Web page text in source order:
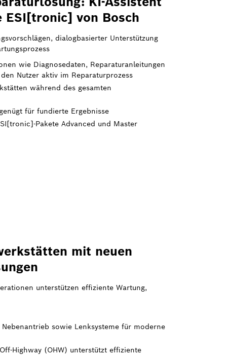
von Bosch
dialogbasierter Unterstützung
wie Diagnosedaten, Reparaturanleitungen
Nutzer aktiv im Reparaturprozess
während des gesamten
für fundierte Ergebnisse
Pakete Advanced und Master
mit neuen
unterstützen effiziente Wartung,
sowie Lenksysteme für moderne
Highway (OHW) unterstützt effiziente